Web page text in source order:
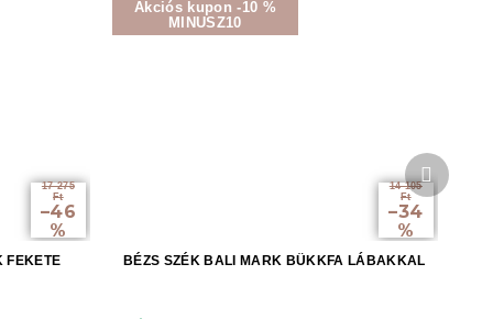
17 275
Ft
–46
%
FEKETE
Akciós kupon -10 %
MINUSZ10
14 105
Ft
–34
%
BÉZS SZÉK BALI MARK BÜKKFA LÁBAKKAL
termék